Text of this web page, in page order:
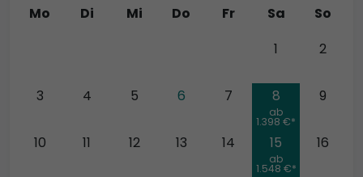
Mo Di Mi Do Fr Sa
So
1 2
3 4 5 6 7
ab
1.398 €*
8 9
10 11 12 13 14
ab
1.548 €*
15 16